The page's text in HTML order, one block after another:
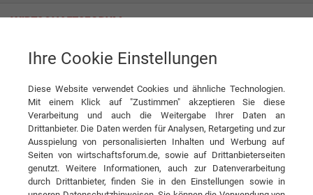
Assure Consulting GmbH
KONTAKT
Ihre Cookie Einstellungen
Diese Website verwendet Cookies und ähnliche Technologien.
Mit einem Klick auf "Zustimmen" akzeptieren Sie diese
Verarbeitung und auch die Weitergabe Ihrer Daten an
Drittanbieter. Die Daten werden für Analysen, Retargeting und zur
Ausspielung von personalisierten Inhalten und Werbung auf
Seiten von wirtschaftsforum.de, sowie auf Drittanbieterseiten
genutzt. Weitere Informationen, auch zur Datenverarbeitung
durch Drittanbieter, finden Sie in den Einstellungen sowie in